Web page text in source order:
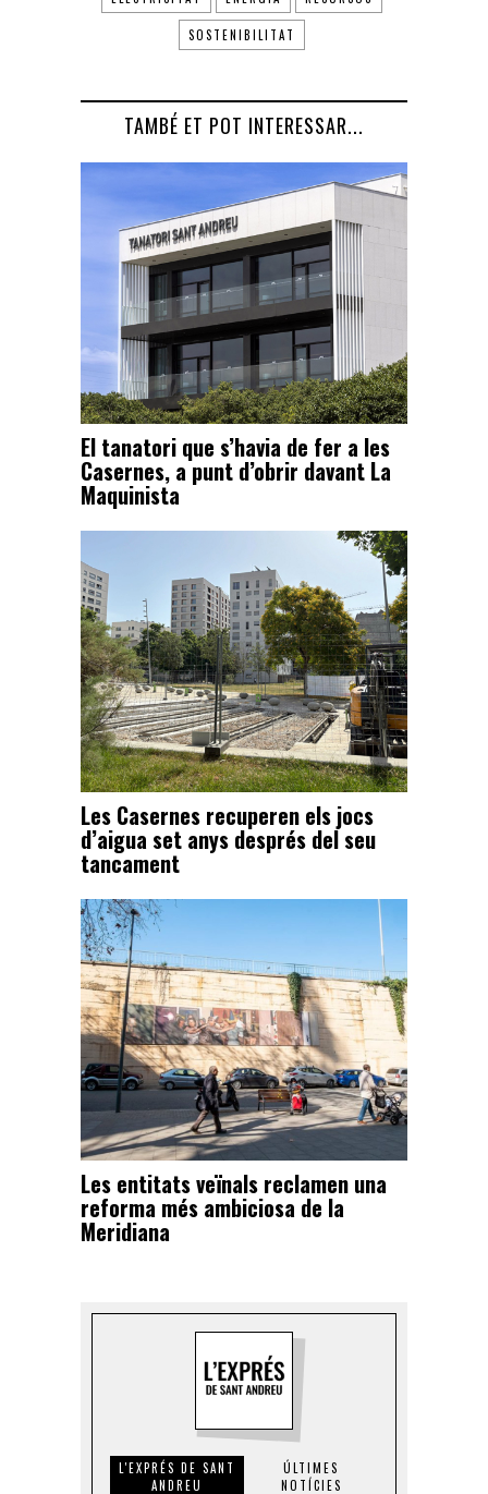
SOSTENIBILITAT
TAMBÉ ET POT INTERESSAR...
El tanatori que s’havia de fer a les
Casernes, a punt d’obrir davant La
Maquinista
Les Casernes recuperen els jocs
d’aigua set anys després del seu
tancament
Les entitats veïnals reclamen una
reforma més ambiciosa de la
Meridiana
L'EXPRÉS DE SANT
ANDREU
ÚLTIMES
NOTÍCIES